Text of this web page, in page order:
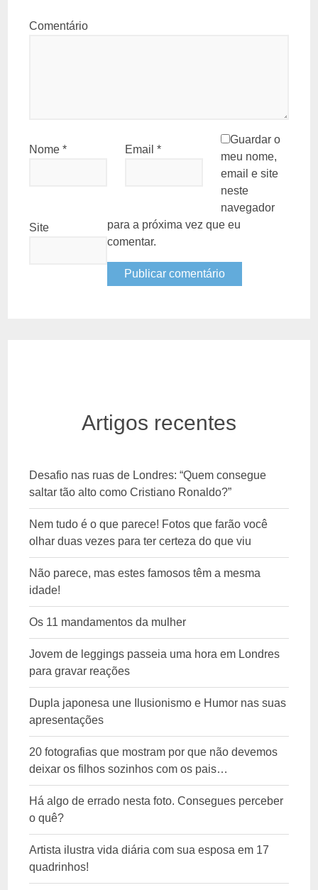
Comentário
Nome* Email *
Site
Guardar o
meu nome,
email e site
neste
navegador
para a próxima vez que eu
comentar.
Artigos recentes
Desafio nas ruas de Londres: “Quem consegue
saltar tão alto como Cristiano Ronaldo?”
Nem tudo é o que parece! Fotos que farão você
olhar duas vezes para ter certeza do que viu
Não parece, mas estes famosos têm a mesma
idade!
Os 11 mandamentos da mulher
Jovem de leggings passeia uma hora em Londres
para gravar reações
Dupla japonesa une Ilusionismo e Humor nas suas
apresentações
20 fotografias que mostram por que não devemos
deixar os filhos sozinhos com os pais…
Há algo de errado nesta foto. Consegues perceber
o quê?
Artista ilustra vida diária com sua esposa em 17
quadrinhos!